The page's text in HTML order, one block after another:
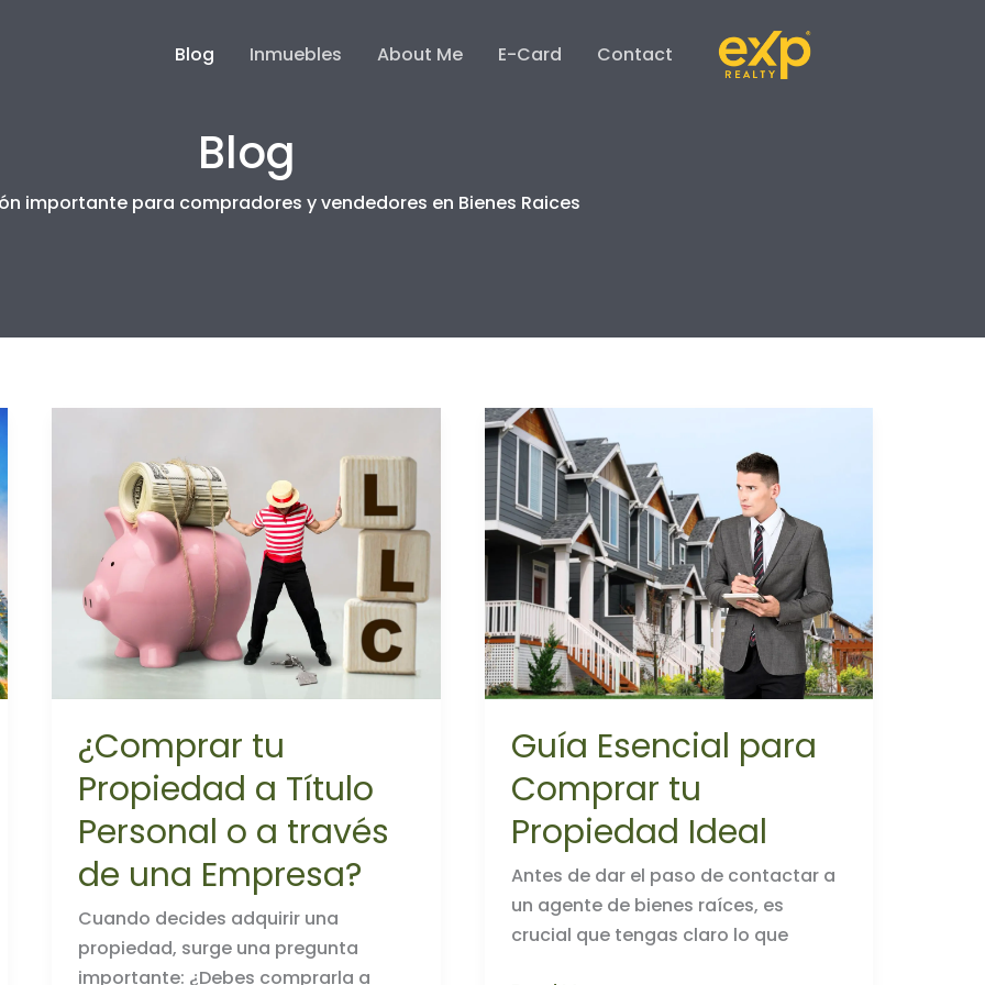
Blog Inmuebles About Me E-Card Contact
Blog
importante para compradores y vendedores en Bienes Raices
¿Comprar tu
Propiedad a Título
Personal o a través
de una Empresa?
Cuando decides adquirir una
propiedad, surge una pregunta
importante: ¿Debes comprarla a
Guía Esencial para
Comprar tu
Propiedad Ideal
Antes de dar el paso de contactar a
un agente de bienes raíces, es
crucial que tengas claro lo que